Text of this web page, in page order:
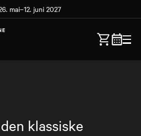
mai–12. juni 2027
klassiske